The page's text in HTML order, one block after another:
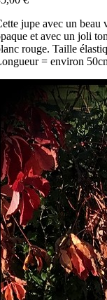
jupe avec un beau
et avec un joli
rouge. Taille
= environ